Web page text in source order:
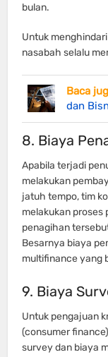
bulan.
Untuk
nasabah selalu
Baca
dan
8. Biaya
Apabila terjadi
melakukan
jatuh tempo, tim
melakukan proses
penagihan
Besarnya biaya
multifinance yang
9. Biaya
Untuk pengajuan
(consumer
survey dan biaya